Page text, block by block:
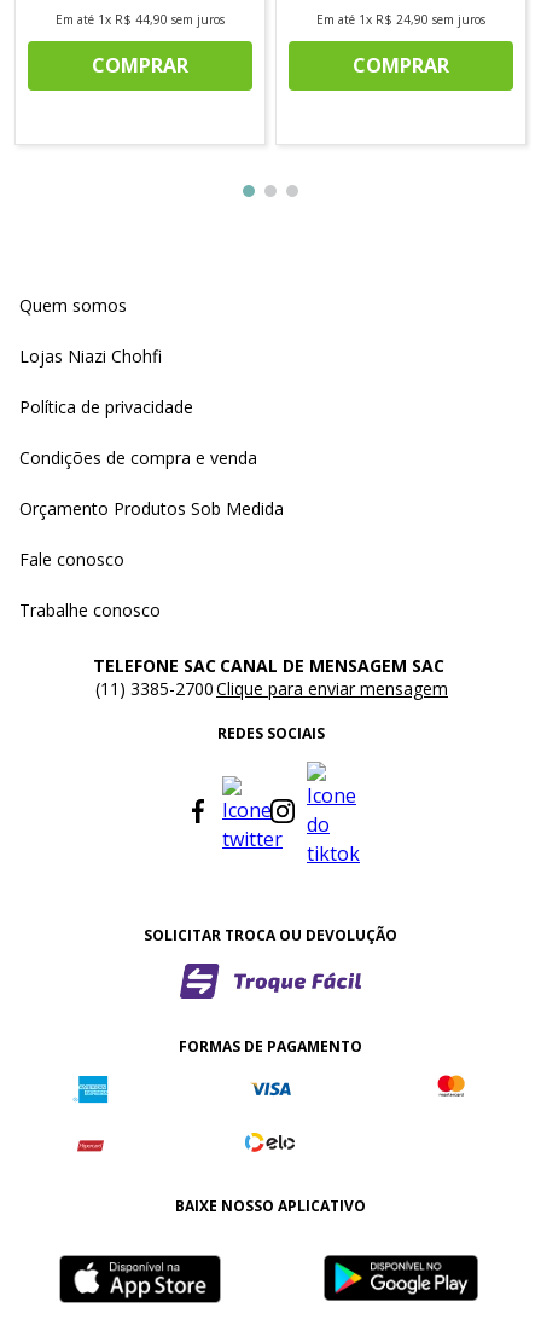
Em até 1x R$ 44,90 sem juros
COMPRAR
Em até 1x R$ 24,90 sem juros
COMPRAR
Quem somos
Lojas Niazi Chohfi
Política de privacidade
Condições de compra e venda
Orçamento Produtos Sob Medida
Fale conosco
Trabalhe conosco
TELEFONE SAC
(11) 3385-2700
CANAL DE MENSAGEM SAC
Clique para enviar mensagem
REDES SOCIAIS
SOLICITAR TROCA OU DEVOLUÇÃO
FORMAS DE PAGAMENTO
BAIXE NOSSO APLICATIVO